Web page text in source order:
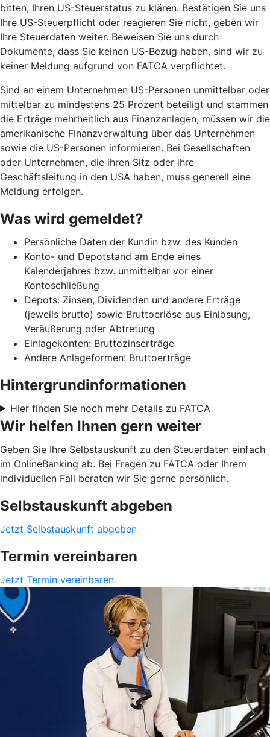
bitten, Ihren US-Steuerstatus zu klären. Bestätigen Sie uns
Ihre US-Steuerpflicht oder reagieren Sie nicht, geben wir
Ihre Steuerdaten weiter. Beweisen Sie uns durch
Dokumente, dass Sie keinen US-Bezug haben, sind wir zu
keiner Meldung aufgrund von FATCA verpflichtet.
Sind an einem Unternehmen US-Personen unmittelbar oder
mittelbar zu mindestens 25 Prozent beteiligt und stammen
die Erträge mehrheitlich aus Finanzanlagen, müssen wir die
amerikanische Finanzverwaltung über das Unternehmen
sowie die US-Personen informieren. Bei Gesellschaften
oder Unternehmen, die ihren Sitz oder ihre
Geschäftsleitung in den USA haben, muss generell eine
Meldung erfolgen.
Was wird gemeldet?
Persönliche Daten der Kundin bzw. des Kunden
Konto- und Depotstand am Ende eines
Kalenderjahres bzw. unmittelbar vor einer
Kontoschließung
Depots: Zinsen, Dividenden und andere Erträge
(jeweils brutto) sowie Bruttoerlöse aus Einlösung,
Veräußerung oder Abtretung
Einlagekonten: Bruttozinserträge
Andere Anlageformen: Bruttoerträge
Hintergrundinformationen
Hier finden Sie noch mehr Details zu FATCA
Wir helfen Ihnen gern weiter
Geben Sie Ihre Selbstauskunft zu den Steuerdaten einfach
im OnlineBanking ab. Bei Fragen zu FATCA oder Ihrem
individuellen Fall beraten wir Sie gerne persönlich.
Selbstauskunft abgeben
Jetzt Selbstauskunft abgeben
Termin vereinbaren
Jetzt Termin vereinbaren